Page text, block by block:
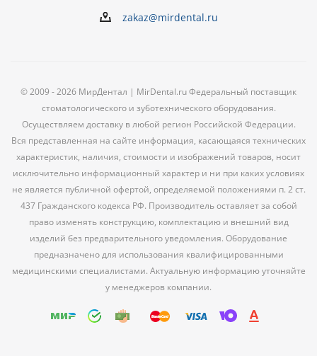
zakaz@mirdental.ru
© 2009 - 2026 МирДентал | MirDental.ru Федеральный поставщик
стоматологического и зуботехнического оборудования.
Осуществляем доставку в любой регион Российской Федерации.
Вся представленная на сайте информация, касающаяся технических
характеристик, наличия, стоимости и изображений товаров, носит
исключительно информационный характер и ни при каких условиях
не является публичной офертой, определяемой положениями п. 2 ст.
437 Гражданского кодекса РФ. Производитель оставляет за собой
право изменять конструкцию, комплектацию и внешний вид
изделий без предварительного уведомления. Оборудование
предназначено для использования квалифицированными
медицинскими специалистами. Актуальную информацию уточняйте
у менеджеров компании.